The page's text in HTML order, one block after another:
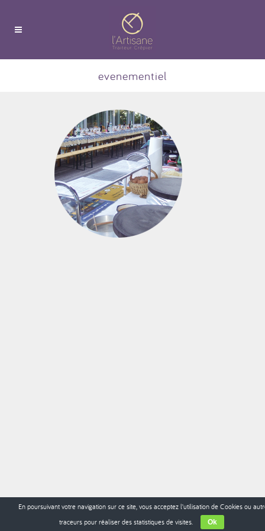
evenementiel
En poursuivant votre navigation sur ce site, vous acceptez l’utilisation de Cookies ou
traceurs pour réaliser des statistiques de visites.
Ok